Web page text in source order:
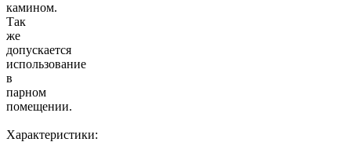
камином.
Так
же
допускается
использование
в
парном
помещении.
Характеристики: